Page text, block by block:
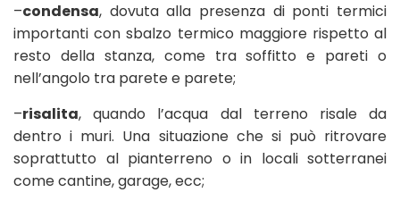
–condensa, dovuta alla presenza di ponti termici
importanti con sbalzo termico maggiore rispetto al
resto della stanza, come tra soffitto e pareti o
nell’angolo tra parete e parete;
–risalita, quando l’acqua dal terreno risale da
dentro i muri. Una situazione che si può ritrovare
soprattutto al pianterreno o in locali sotterranei
come cantine, garage, ecc;